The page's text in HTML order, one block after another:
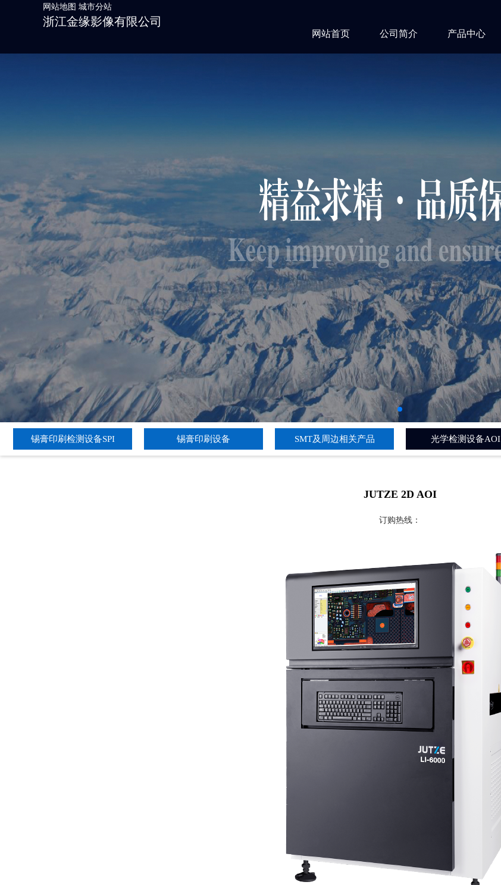
网站地图 城市分站
浙江金缘影像有限公司
网站首页 公司简介 产品中心
锡膏印刷检测设备SPI 锡膏印刷设备 SMT及周边相关产品 光学检测设备AOI
JUTZE 2D AOI
订购热线：